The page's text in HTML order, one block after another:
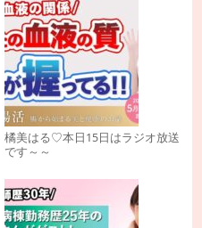
橘美はる♡本日15日はラジオ放送
です～～